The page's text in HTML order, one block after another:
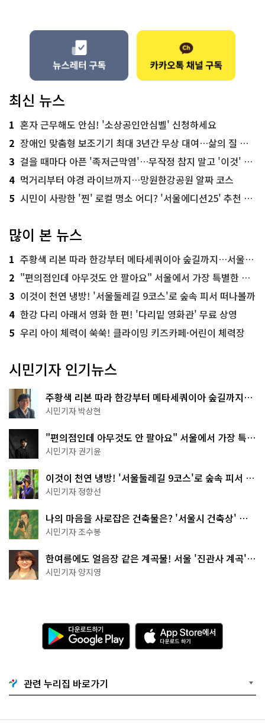
최신 뉴스
1 혼자 근무해도 안심! '소상공인안심벨' 신청하세요
2 장애인 맞춤형 보조기기 최대 3년간 무상 대여…삶의 질 높인다
3 걸을 때마다 아픈 '족저근막염'…무작정 참지 말고 '이것' 해보세요!
4 먹거리부터 야경 라이브까지…망원한강공원 알짜 코스
5 시민이 사랑한 '찐' 로컬 명소 어디? '서울에디션25' 추천 코스
많이 본 뉴스
1 주황색 리본 따라 한강부터 메타세쿼이아 숲길까지…서울둘레길 15코스
2 "편의점인데 아무것도 안 팔아요" 서울에서 가장 특별한 편의점의 정체
3 이것이 천연 냉방! '서울둘레길 9코스'로 숲속 피서 떠나볼까
4 한강 다리 아래서 영화 한 편! '다리밑 영화관' 무료 상영
5 우리 아이 체력이 쑥쑥! 클라이밍 키즈카페·어린이 체력장
시민기자 인기뉴스
주황색 리본 따라 한강부터 메타세쿼이아 숲길까지…
서울둘레길 15코스
시민기자 박상현
"편의점인데 아무것도 안 팔아요" 서울에서 가장 특별
한 편의점의 정체
시민기자 권기윤
이것이 천연 냉방! '서울둘레길 9코스'로 숲속 피서 떠
나볼까
시민기자 정향선
나의 마음을 사로잡은 건축물은? '서울시 건축상' 수
상작 공개!
시민기자 조수봉
한여름에도 얼음장 같은 계곡물! 서울 '진관사 계곡'이
천국이네~
시민기자 양지영
다
운
로
기
G
o
g
A
p
p
e
서
관련 누리집 바로가기